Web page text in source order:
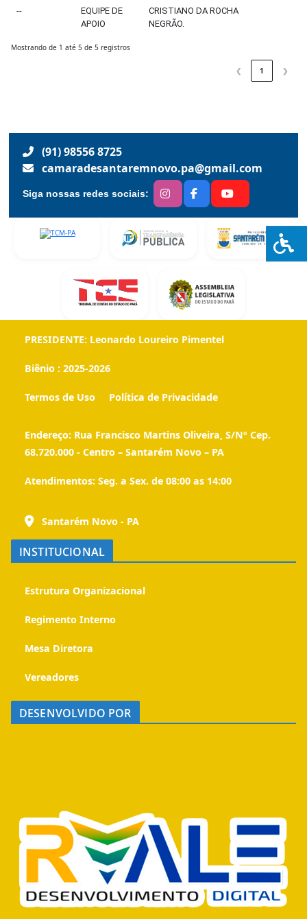
--
EQUIPE DE
APOIO
CRISTIANO DA ROCHA
NEGRÃO.
Mostrando de 1 até 5 de 5 registros
❮ 1 ❯
(91) 98556 8725
camaradesantaremnovo.pa@gmail.com
Siga nossas redes sociais:
PRESIDENTE: Leonardo Loureiro Pimentel
Biênio : 2025-2026
Termos de Uso Política de Privacidade
Endereço: Rua Francisco Martins Oliveira, S/Nº Cep.
68.720.000 - Centro – Santarém Novo – PA
Atendimentos: Seg. a Sex. de 08:00 as 14:00
Santarém Novo - PA
INSTITUCIONAL
Estrutura Organizacional
Regimento Interno
Mesa Diretora
Vereadores
DESENVOLVIDO POR